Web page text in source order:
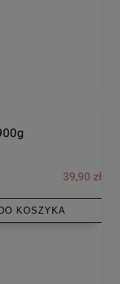
39,90 zł
DO KOSZYKA